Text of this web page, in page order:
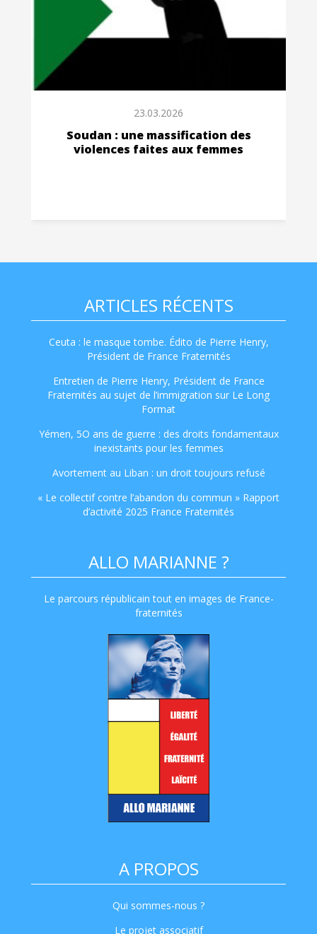
23.03.2026
Soudan : une massification des
violences faites aux femmes
ARTICLES RÉCENTS
Ceuta : le masque tombe. Édito de Pierre Henry,
Président de France Fraternités
Entretien de Pierre Henry, Président de France
Fraternités au sujet de l’immigration sur Le Long
Format
Yémen, 5O ans de guerre : des droits fondamentaux
inexistants pour les femmes
Avortement au Liban : un droit toujours refusé
« Le collectif contre l’abandon du commun » Rapport
d’activité 2025 France Fraternités
ALLO MARIANNE ?
Le parcours républicain tout en images de France-
fraternités
A PROPOS
Qui sommes-nous ?
Le projet associatif